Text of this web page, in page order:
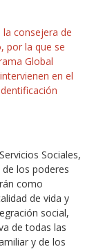
la consejera de
por la que se
Global
en el
Sociales,
los poderes
como
de vida y
social,
de todas las
y de los